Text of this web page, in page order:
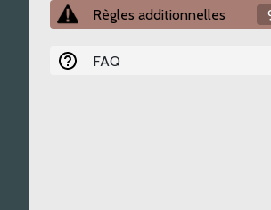
Règles additionnelles
FAQ